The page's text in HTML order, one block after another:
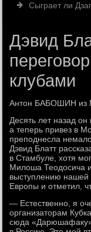
Сыграет ли
Дэвид
клубами
Антон БАБОШИН из
Десять лет назад он
а теперь привез в
преподнесла
Дэвид Блатт
в Стамбуле, хотя
Милоша Теодосича
выступлению нашей
Европы и отметил,
— Естественно, я
организаторам
сюда